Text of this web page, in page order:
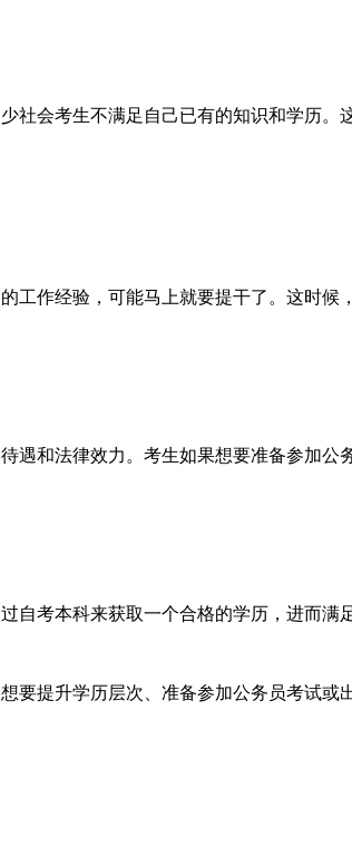
社会考生不满足自己已有的知识和学历
工作经验，可能马上就要提干了。这时候
遇和法律效力。考生如果想要准备参加公
自考本科来获取一个合格的学历，进而满
要提升学历层次、准备参加公务员考试或